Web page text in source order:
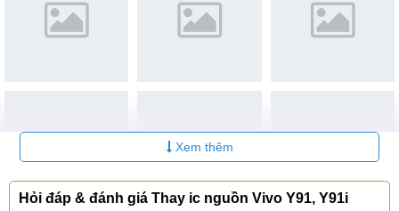
Xem thêm
Hỏi đáp & đánh giá Thay ic nguồn Vivo Y91, Y91i